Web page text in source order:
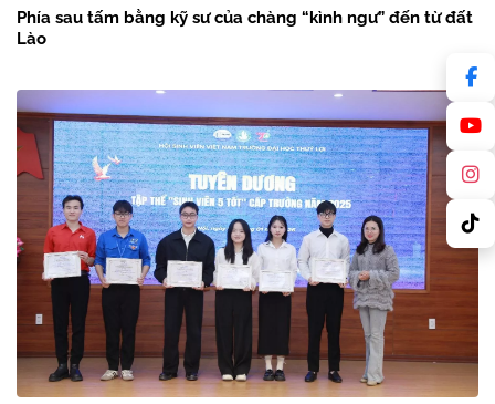
Phía sau tấm bằng kỹ sư của chàng “kình ngư” đến từ đất
Lào